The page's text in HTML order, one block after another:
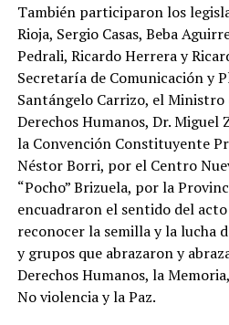
También participaron los
Rioja, Sergio Casas, Beba
Pedrali, Ricardo Herrera y
Secretaría de Comunicación y
Santángelo Carrizo, el Ministro
Derechos Humanos, Dr. Miguel
la Convención Constituyente
Néstor Borri, por el Centro
“Pocho” Brizuela, por la
encuadraron el sentido del
reconocer la semilla y la lucha
y grupos que abrazaron y
Derechos Humanos, la
No violencia y la Paz.